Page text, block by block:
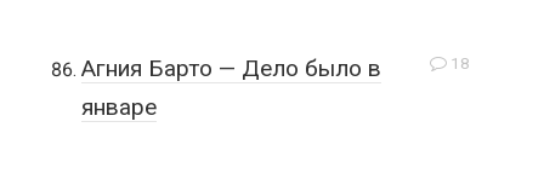
18
Агния Барто — Дело было в
январе